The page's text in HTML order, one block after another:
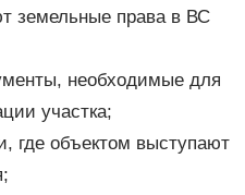
земельные права в ВС
необходимые для
участка;
где объектом выступают